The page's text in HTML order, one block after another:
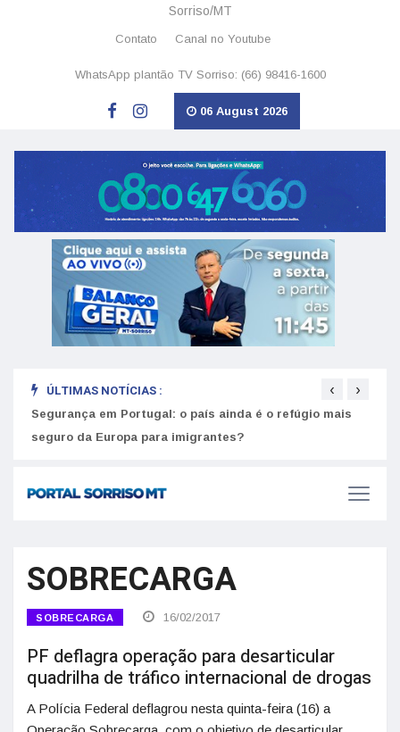
Sorriso/MT
Contato Canal no Youtube
WhatsApp plantão TV Sorriso: (66) 98416-1600
06 August 2026
ÚLTIMAS NOTÍCIAS :
Segurança em Portugal: o país ainda é o refúgio mais
seguro da Europa para imigrantes?
‹ ›
SOBRECARGA
SOBRECARGA 16/02/2017
PF deflagra operação para desarticular
quadrilha de tráfico internacional de drogas
A Polícia Federal deflagrou nesta quinta-feira (16) a